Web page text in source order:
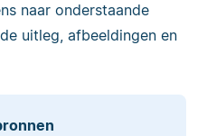
naar onderstaande
uitleg, afbeeldingen en